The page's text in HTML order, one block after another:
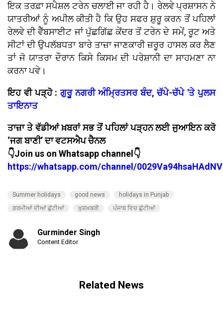
ਇਕ ਤਰਫ਼ਾ ਸਪੈਸ਼ਲ ਟਰੇਨ ਚਲਾਈ ਜਾ ਰਹੀ ਹੈ। ਰੇਲਵੇ ਪ੍ਰਸ਼ਾਸਨ ਨੇ
ਯਾਤਰੀਆਂ ਨੂੰ ਅਪੀਲ ਕੀਤੀ ਹੈ ਕਿ ਉਹ ਸਫਰ ਸ਼ੁਰੂ ਕਰਨ ਤੋਂ ਪਹਿਲਾਂ
ਰੇਲਵੇ ਦੀ ਵੈੱਬਸਾਈਟ ਜਾਂ ਪੁੱਛਗਿੱਛ ਕੇਂਦਰ ਤੋਂ ਟਰੇਨ ਦੇ ਸਮੇਂ, ਰੂਟ ਅਤੇ
ਸੀਟਾਂ ਦੀ ਉਪਲੱਬਧਤਾ ਬਾਰੇ ਤਾਜ਼ਾ ਜਾਣਕਾਰੀ ਜ਼ਰੂਰ ਹਾਸਲ ਕਰ ਲੈਣ
ਤਾਂ ਜੋ ਯਾਤਰਾ ਦੌਰਾਨ ਕਿਸੇ ਕਿਸਮ ਦੀ ਪਰੇਸ਼ਾਨੀ ਦਾ ਸਾਹਮਣਾ ਨਾ
ਕਰਨਾ ਪਵੇ।
ਇਹ ਵੀ ਪੜ੍ਹੋ :ਗੁਰੂ ਨਗਰੀ ਅੰਮ੍ਰਿਤਸਰ ਬੰਦ, ਚੱਪੇ-ਚੱਪੇ 'ਤੇ ਪੁਲਸ
ਤਾਇਨਾਤ
ਤਾਜ਼ਾ ਤੇ ਵੱਡੀਆਂ ਖ਼ਬਰਾਂ ਸਭ ਤੋਂ ਪਹਿਲਾਂ ਪੜ੍ਹਨ ਲਈ ਜੁਆਇਨ ਕਰੋ
‘ਜਗ ਬਾਣੀ’ ਦਾ ਵਟਸਐਪ ਚੈਨਲ
👇Join us on Whatsapp channel👇
https://whatsapp.com/channel/
Summer holidays good news
holidays in Punjab
ਗਰਮੀਆਂ ਦੀਆਂ ਛੁੱਟੀਆਂ
ਖ਼ੁਸ਼ਖ਼ਬਰੀ ਪੰਜਾਬ ਵਿਚ ਛੁੱਟੀਆਂ
Gurminder Singh
Content Editor
Related News